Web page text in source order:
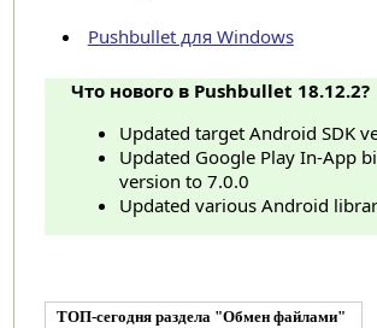
Pushbullet для Windows
Что нового в Pushbullet 18.12.2?
Updated target Android SDK
Updated Google Play In-App
version to 7.0.0
Updated various Android
ТОП-сегодня раздела "Обмен файлами"